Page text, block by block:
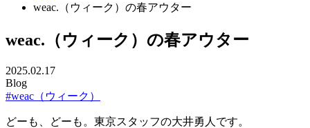
weac.（ウィーク）の春アウター
weac.（ウィーク）の春アウター
2025.02.17
Blog
#weac（ウィーク）
どーも、どーも。東京スタッフの大井勇人です。